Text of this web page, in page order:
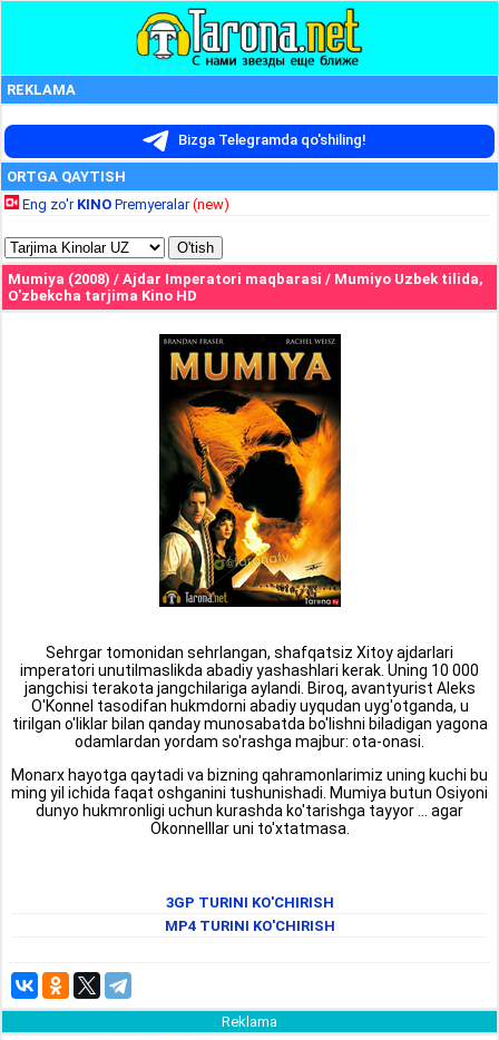
REKLAMA
Bizga Telegramda qo'shiling!
ORTGA QAYTISH
Eng zo'r KINO Premyeralar(new)
Mumiya (2008) / Ajdar Imperatori maqbarasi / Mumiyo Uzbek tilida,
O'zbekcha tarjima Kino HD
Sehrgar tomonidan sehrlangan, shafqatsiz Xitoy ajdarlari
imperatori unutilmaslikda abadiy yashashlari kerak. Uning 10 000
jangchisi terakota jangchilariga aylandi. Biroq, avantyurist Aleks
O'Konnel tasodifan hukmdorni abadiy uyqudan uyg'otganda, u
tirilgan o'liklar bilan qanday munosabatda bo'lishni biladigan yagona
odamlardan yordam so'rashga majbur: ota-onasi.
Monarx hayotga qaytadi va bizning qahramonlarimiz uning kuchi bu
ming yil ichida faqat oshganini tushunishadi. Mumiya butun Osiyoni
dunyo hukmronligi uchun kurashda ko'tarishga tayyor ... agar
Okonnelllar uni to'xtatmasa.
3GP TURINI KO'CHIRISH
MP4 TURINI KO'CHIRISH
Reklama